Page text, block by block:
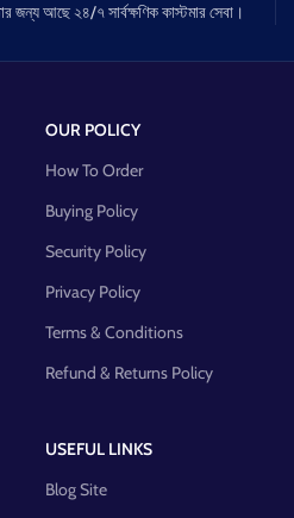
জন্য আছে ২৪/৭ সার্বক্ষণিক কাস্টমার সেবা।
OUR POLICY
How To Order
Buying Policy
Security Policy
Privacy Policy
Terms & Conditions
Refund & Returns Policy
USEFUL LINKS
Blog Site